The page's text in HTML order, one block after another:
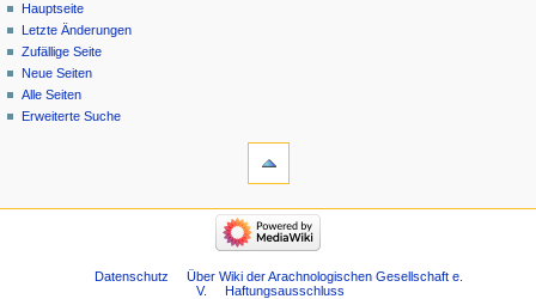
Hauptseite
Letzte Änderungen
Zufällige Seite
Neue Seiten
Alle Seiten
Erweiterte Suche
Datenschutz
Über Wiki der Arachnologischen Gesellschaft e.
V.
Haftungsausschluss